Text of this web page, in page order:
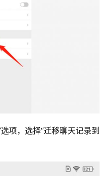
项，选择“迁移聊天记录到